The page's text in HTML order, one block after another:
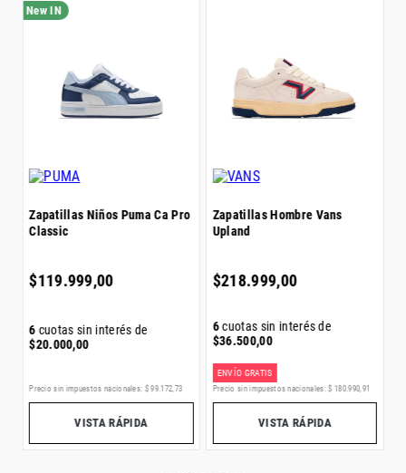
Zapatillas Niños Puma Ca Pro
Classic
$119.999,00
6 cuotas sin interés de
$20.000,00
Precio sin impuestos nacionales: $ 99.172,73
VISTA RÁPIDA
Zapatillas Hombre Vans
Upland
$218.999,00
6cuotas sin interés de
$36.500,00
ENVÍO GRATIS
Precio sin impuestos nacionales: $ 180.990,91
VISTA RÁPIDA